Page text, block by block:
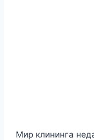
Мир клининга